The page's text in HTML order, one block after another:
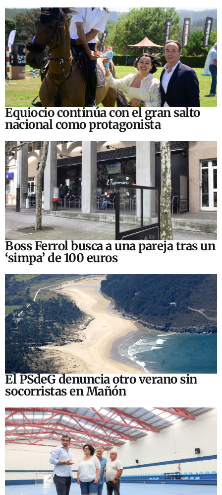
Equiocio continúa con el gran salto
nacional como protagonista
Boss Ferrol busca a una pareja tras un
‘simpa’ de 100 euros
El PSdeG denuncia otro verano sin
socorristas en Mañón